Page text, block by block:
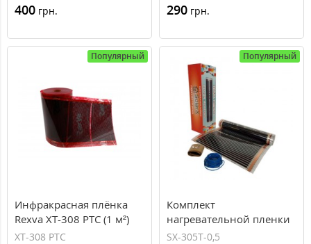
400 грн. 290 грн.
Популярный
Инфракрасная плёнка
Rexva XT-308 PTC (1 м²)
XT-308 PTC
Популярный
Комплект
нагревательной пленки
SOLARX 0,5 м^2
SX-305T-0,5